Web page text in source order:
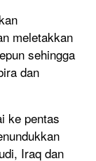
meletakkan
sehingga
dan
ke pentas
Iraq dan